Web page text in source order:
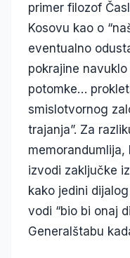
primer filozof
Kosovu kao o
eventualno
pokrajine
potomke…
smislotvornog
trajanja”. Za
memorandumlija,
izvodi zaključke
kako jedini
vodi “bio bi onaj
Generalštabu